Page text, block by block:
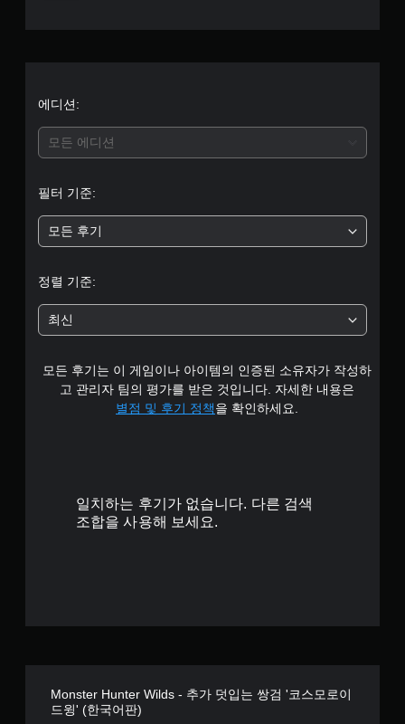
중
평
4
.
5
에디션:
모든 에디션
필터 기준:
모든 후기
정렬 기준:
최신
모든 후기는 이 게임이나 아이템의 인증된 소유자가 작성하
고 관리자 팀의 평가를 받은 것입니다. 자세한 내용은
별점 및 후기 정책을 확인하세요.
일치하는 후기가 없습니다. 다른 검색
조합을 사용해 보세요.
Monster Hunter Wilds - 추가 덧입는 쌍검 '코스모로이
드윙' (한국어판)